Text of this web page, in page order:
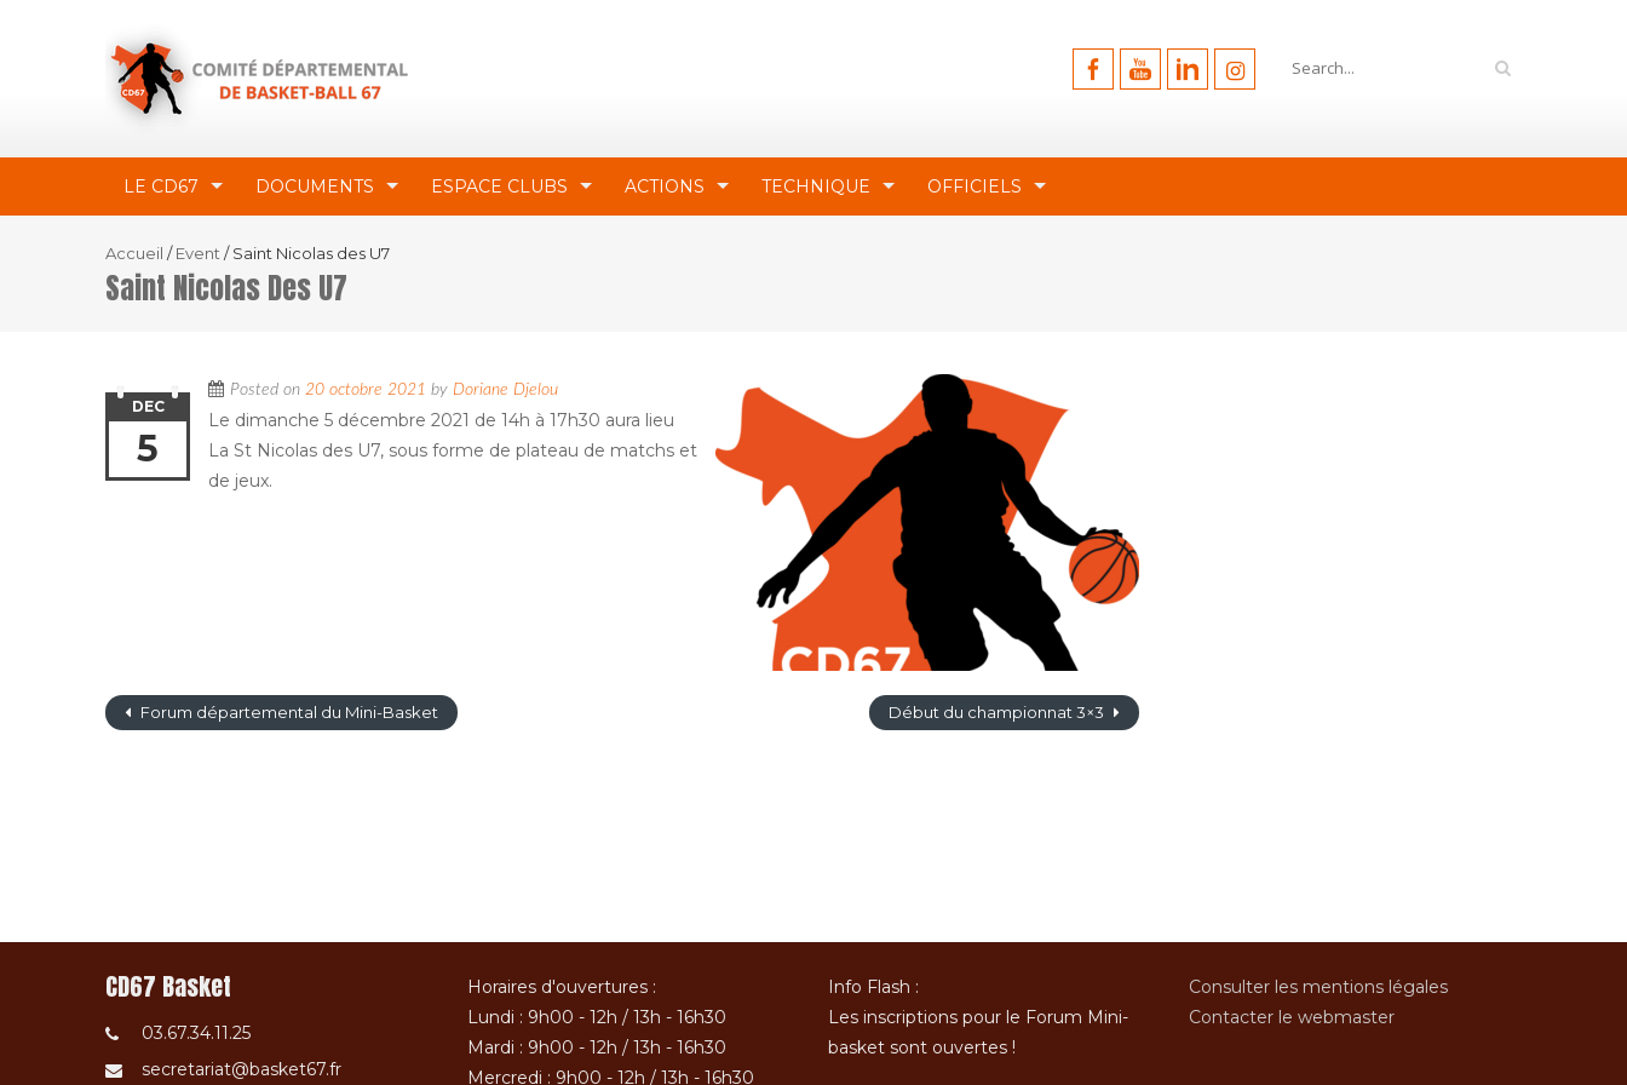
LE CD67 DOCUMENTS ESPACE CLUBS ACTIONS TECHNIQUE OFFICIELS
Accueil /Event /Saint Nicolas des U7
Saint Nicolas Des U7
Posted on 20 octobre 2021 by Doriane Djelou
DEC
5
Le dimanche 5 décembre 2021 de 14h à 17h30 aura lieu
La St Nicolas des U7, sous forme de plateau de matchs et
de jeux.
Forum départemental du Mini-Basket Début du championnat 3×3
CD67 Basket
03.67.34.11.25
secretariat@basket67.fr
Horaires d'ouvertures :
Lundi : 9h00 - 12h / 13h - 16h30
Mardi : 9h00 - 12h / 13h - 16h30
Mercredi : 9h00 - 12h / 13h - 16h30
Info Flash :
Les inscriptions pour le Forum Mini-
basket sont ouvertes !
Consulter les mentions légales
Contacter le webmaster